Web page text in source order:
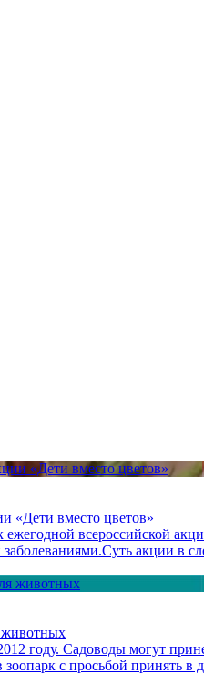
«Дети вместо цветов»
всероссийской
акции в
животных
году. Садоводы могут
с просьбой принять